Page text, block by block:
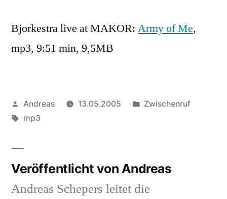
Bjorkestra live at MAKOR: Army of Me,
mp3, 9:51 min, 9,5MB
Veröffentlicht
von
Andreas 13.05.2005
Veröffentlicht
Zwischenruf
Schlagwörter:
mp3
Veröffentlicht von Andreas
Andreas Schepers leitet die